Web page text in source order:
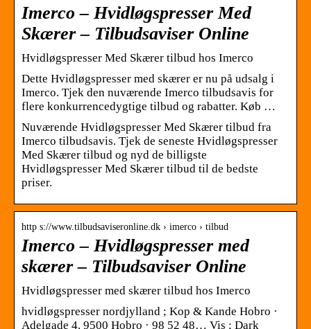
Imerco – Hvidløgspresser Med
Skærer – Tilbudsaviser Online
Hvidløgspresser Med Skærer tilbud hos Imerco
Dette Hvidløgspresser med skærer er nu på udsalg i
Imerco. Tjek den nuværende Imerco tilbudsavis for
flere konkurrencedygtige tilbud og rabatter. Køb …
Nuværende Hvidløgspresser Med Skærer tilbud fra
Imerco tilbudsavis. Tjek de seneste Hvidløgspresser
Med Skærer tilbud og nyd de billigste
Hvidløgspresser Med Skærer tilbud til de bedste
priser.
http s://www.tilbudsaviseronline.dk › imerco › tilbud
Imerco – Hvidløgspresser med
skærer – Tilbudsaviser Online
Hvidløgspresser med skærer tilbud hos Imerco
hvidløgspresser nordjylland ; Kop & Kande Hobro ·
Adelgade 4. 9500 Hobro · 98 52 48… Vis ; Dark